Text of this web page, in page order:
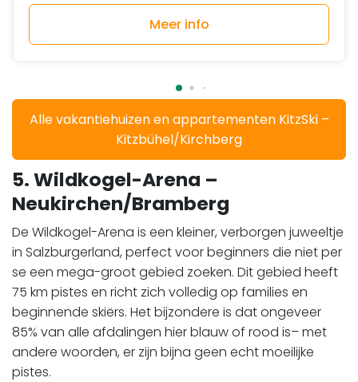
Meer info
Alle vakantiehuizen en appartementen KitzSki –
Kitzbühel/Kirchberg
5. Wildkogel-Arena –
Neukirchen/Bramberg
De Wildkogel-Arena is een kleiner, verborgen juweeltje
in Salzburgerland, perfect voor beginners die niet per
se een mega-groot gebied zoeken. Dit gebied heeft
75 km pistes en richt zich volledig op families en
beginnende skiërs. Het bijzondere is dat ongeveer
85% van alle afdalingen hier blauw of rood is– met
andere woorden, er zijn bijna geen echt moeilijke
pistes.